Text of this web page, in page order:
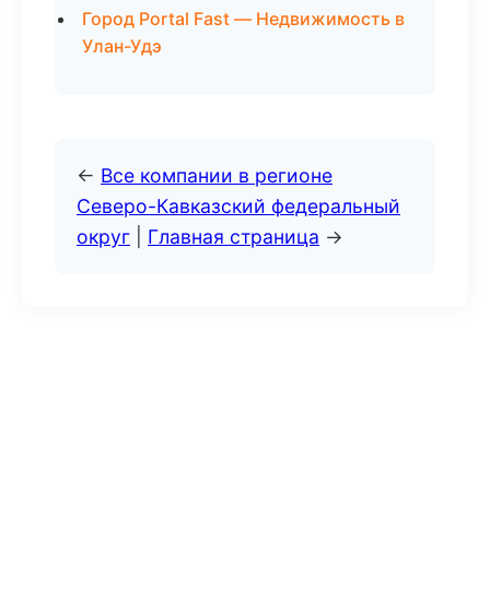
Город Portal Fast — Недвижимость в
Улан-Удэ
← Все компании в регионе
Северо-Кавказский федеральный
округ
Главная страница →